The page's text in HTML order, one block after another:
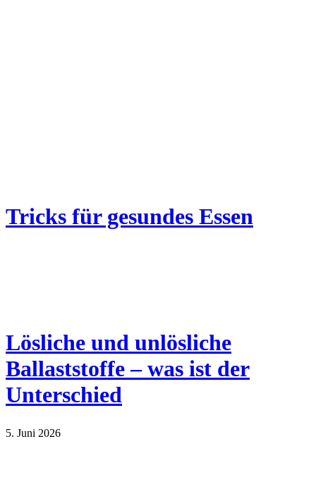
Tricks für gesundes Essen
Lösliche und unlösliche
Ballaststoffe – was ist der
Unterschied
5. Juni 2026